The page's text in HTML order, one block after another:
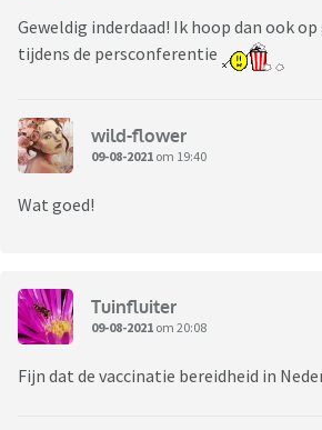
Geweldig inderdaad! Ik hoop dan ook
tijdens de persconferentie
wild-flower
09-08-2021 om 19:40
Wat goed!
Tuinfluiter
09-08-2021 om 20:08
Fijn dat de vaccinatie bereidheid in